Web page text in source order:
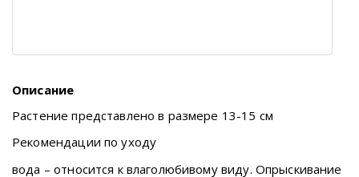
Описание
Растение представлено в размере 13-15 cм
Рекомендации по уходу
вода – относится к влаголюбивому виду. Опрыскивание